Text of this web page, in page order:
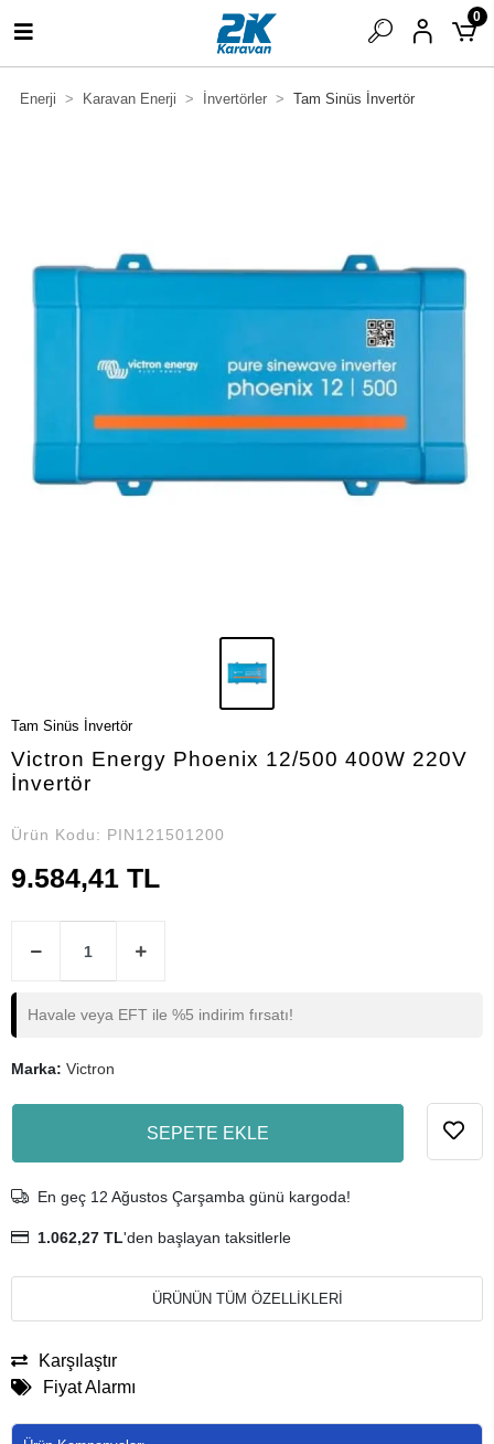
0
Enerji Karavan Enerji İnvertörler Tam Sinüs İnvertör
Tam Sinüs İnvertör
Victron Energy Phoenix 12/500 400W 220V
İnvertör
Ürün Kodu: PIN121501200
9.584,41 TL
Havale veya EFT ile %5 indirim fırsatı!
Marka: Victron
SEPETE EKLE
En geç 12 Ağustos Çarşamba günü kargoda!
1.062,27 TL'den başlayan taksitlerle
ÜRÜNÜN TÜM ÖZELLİKLERİ
Karşılaştır
Fiyat Alarmı